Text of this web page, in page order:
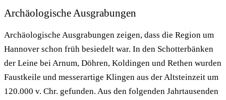
Archäologische Ausgrabungen
Archäologische Ausgrabungen zeigen, dass die Region um
Hannover schon früh besiedelt war. In den Schotterbänken
der Leine bei Arnum, Döhren, Koldingen und Rethen wurden
Faustkeile und messerartige Klingen aus der Altsteinzeit um
120.000 v. Chr. gefunden. Aus den folgenden Jahrtausenden